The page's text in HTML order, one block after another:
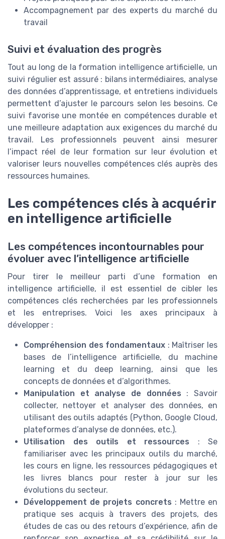
Accompagnement par des experts du marché du
travail
Suivi et évaluation des progrès
Tout au long de la formation intelligence artificielle, un
suivi régulier est assuré : bilans intermédiaires, analyse
des données d’apprentissage, et entretiens individuels
permettent d’ajuster le parcours selon les besoins. Ce
suivi favorise une montée en compétences durable et
une meilleure adaptation aux exigences du marché du
travail. Les professionnels peuvent ainsi mesurer
l’impact réel de leur formation sur leur évolution et
valoriser leurs nouvelles compétences clés auprès des
ressources humaines.
Les compétences clés à acquérir
en intelligence artificielle
Les compétences incontournables pour
évoluer avec l’intelligence artificielle
Pour tirer le meilleur parti d’une formation en
intelligence artificielle, il est essentiel de cibler les
compétences clés recherchées par les professionnels
et les entreprises. Voici les axes principaux à
développer :
Compréhension des fondamentaux : Maîtriser les
bases de l’intelligence artificielle, du machine
learning et du deep learning, ainsi que les
concepts de données et d’algorithmes.
Manipulation et analyse de données : Savoir
collecter, nettoyer et analyser des données, en
utilisant des outils adaptés (Python, Google Cloud,
plateformes d’analyse de données, etc.).
Utilisation des outils et ressources : Se
familiariser avec les principaux outils du marché,
les cours en ligne, les ressources pédagogiques et
les livres blancs pour rester à jour sur les
évolutions du secteur.
Développement de projets concrets : Mettre en
pratique ses acquis à travers des projets, des
études de cas ou des retours d’expérience, afin de